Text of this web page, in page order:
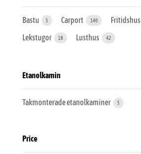
Bastu 5 Carport 140 Fritidshus
Lekstugor 18 Lusthus 42
Etanolkamin
Takmonterade etanolkaminer 5
Price